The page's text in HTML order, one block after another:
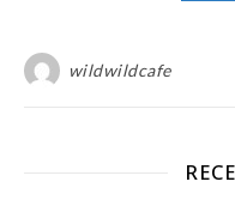
wildwildcafe